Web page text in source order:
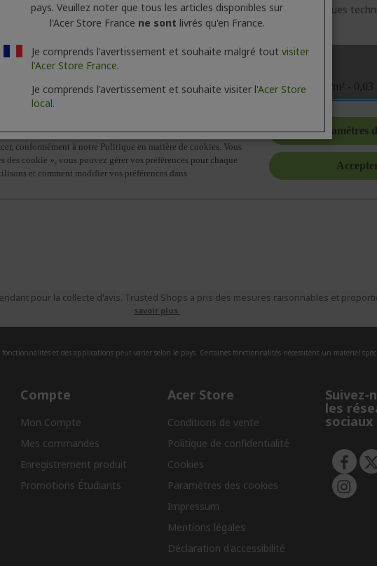
générales sur la série des produits. Pour connaître les caractéristiques
pour la collecte d'avis. Trusted Shops a pris des mesures raisonnables et
savoir plus.
et des applications peut varier selon le pays. Certaines fonctionnalités nécessitent un matériel
Compte
Mon Compte
Mes commandes
Enregistrement produit
Promotions Étudiants
Acer Store
Conditions de vente
Politique de confidentialité
Cookies
Paramètres des cookies
Impressum
Mentions légales
Déclaration d'accessibilité
Suivez-
les
sociaux
pays. Veuillez noter que tous les articles disponibles sur
l'Acer Store France ne sont livrés qu'en France.
Je comprends l'avertissement et souhaite malgré tout visiter
l'Acer Store France.
Je comprends l'avertissement et souhaite visiter l'Acer Store
local.